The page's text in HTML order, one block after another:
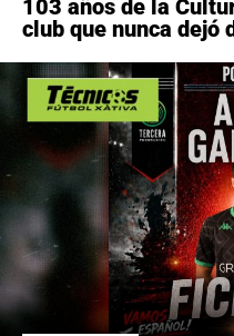
103 años de la
club que nunca dejó